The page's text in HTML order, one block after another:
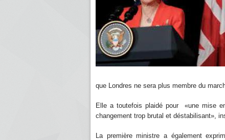
que Londres ne sera plus membre du
Elle a toutefois plaidé pour «une mise
changement trop brutal et déstabilisant»,
La première ministre a également